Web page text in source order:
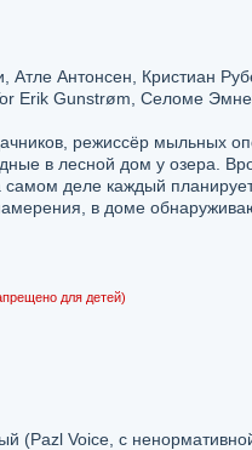
Атле Антонсен, Кристиан
Erik Gunstrøm, Селоме
режиссёр мыльных
в лесной дом у озера.
деле каждый
в доме
для детей)
(Pazl Voice, с